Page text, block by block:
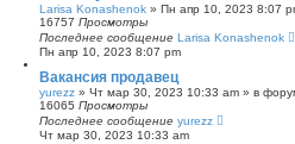
Larisa Konashenok » Пн апр 10, 2023 8:07
16757 Просмотры
Последнее сообщение Larisa Konashenok
Пн апр 10, 2023 8:07 pm
Вакансия продавец
yurezz » Чт мар 30, 2023 10:33 am » в
16065 Просмотры
Последнее сообщение yurezz
Чт мар 30, 2023 10:33 am